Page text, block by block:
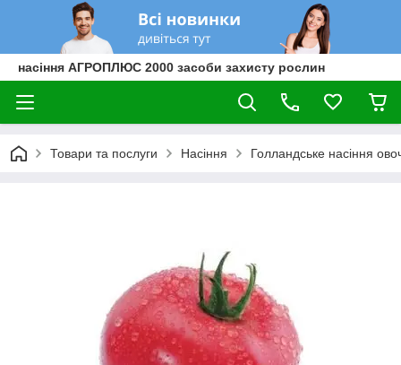
насіння АГРОПЛЮС 2000 засоби захисту рослин
Товари та послуги Насіння Голландське насіння